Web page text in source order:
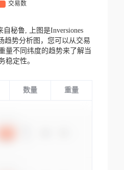
自秘鲁,
上图是Inversiones
趋势分析图，您可以从交易
量不同纬度的趋势来了解当
稳定性。
数量 重量